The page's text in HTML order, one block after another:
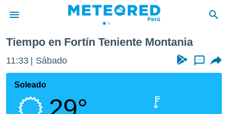
de
ha sido
Tiempo en Fortín Teniente Montania
11:33 Sábado ...
Soleado